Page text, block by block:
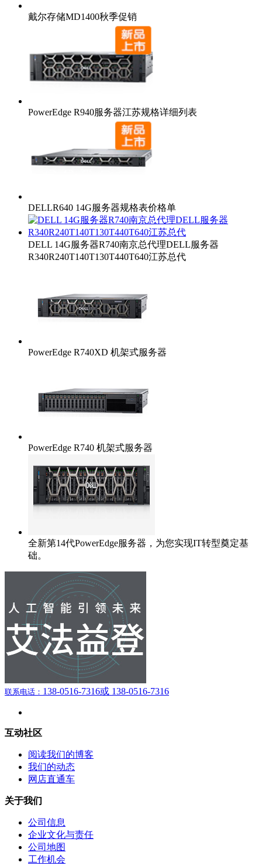
戴尔存储MD1400秋季促销
PowerEdge R940服务器江苏规格详细列表
DELLR640 14G服务器规格表价格单
DELL 14G服务器R740南京总代理DELL服务器
R340R240T140T130T440T640江苏总代
PowerEdge R740XD 机架式服务器
PowerEdge R740 机架式服务器
全新第14代PowerEdge服务器，为您实现IT转型奠定基
础。
联系电话： 138-0516-7316或 138-0516-7316
互动社区
阅读我们的博客
我们的动态
网店直通车
关于我们
公司信息
企业文化与责任
公司地图
工作机会